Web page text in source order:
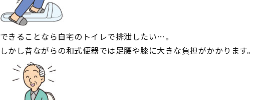
できることなら自宅のトイレで排泄したい…。
しかし昔ながらの和式便器では足腰や膝に大きな負担がかかります。